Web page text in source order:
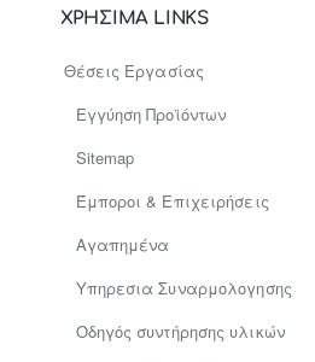
ΧΡΗΣΙΜΑ LINKS
Θέσεις Εργασίας
Εγγύηση Προϊόντων
Sitemap
Έμποροι & Επιχειρήσεις
Αγαπημένα
Υπηρεσια Συναρμολογησης
Οδηγός συντήρησης υλικών